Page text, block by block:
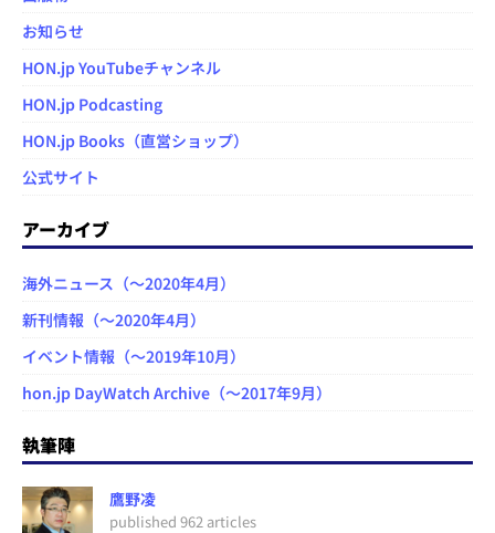
お知らせ
HON.jp YouTubeチャンネル
HON.jp Podcasting
HON.jp Books（直営ショップ）
公式サイト
アーカイブ
海外ニュース（～2020年4月）
新刊情報（～2020年4月）
イベント情報（～2019年10月）
hon.jp DayWatch Archive（～2017年9月）
執筆陣
鷹野凌
published 962 articles